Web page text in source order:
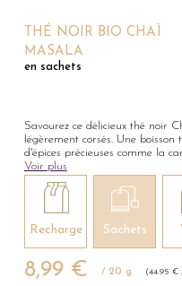
THÉ NOIR BIO CHAÏ
MASALA
en sachets
Savourez ce délicieux thé noir
légèrement corsés. Une
d'épices précieuses comme la car
Voir plus
Recharge Sachets
8,99 € / 20 g (44.95 €